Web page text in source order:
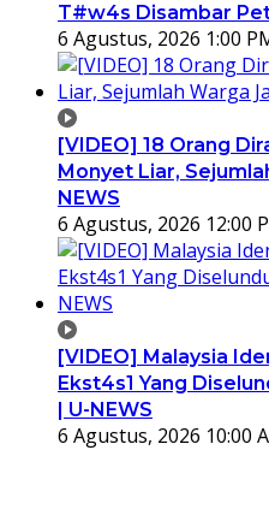
T#w4s Disambar
6 Agustus, 2026 1:00
[VIDEO] 18 Orang
Monyet Liar,
NEWS
6 Agustus, 2026 12:00
[VIDEO] Malaysia
Ekst4s1 Yang
| U-NEWS
6 Agustus, 2026 10:00